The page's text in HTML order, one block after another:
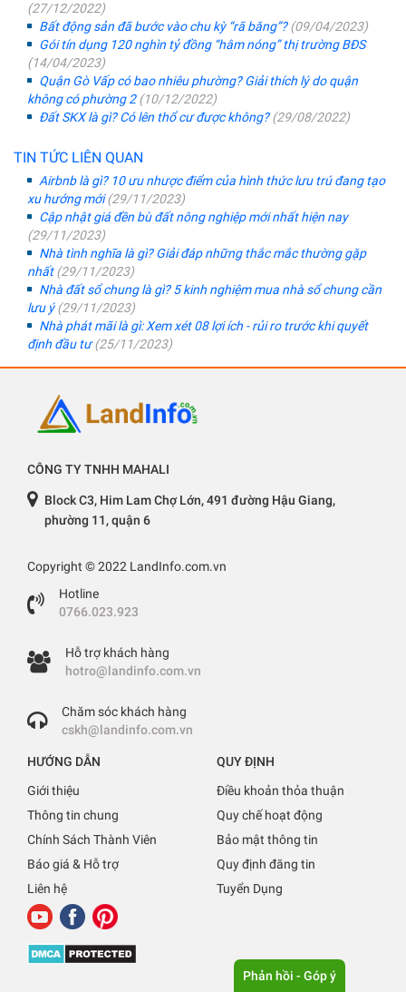
(27/12/2022)
Bất động sản đã bước vào chu kỳ “rã băng”?(09/04/2023)
Gói tín dụng 120 nghìn tỷ đồng “hâm nóng” thị trường BĐS
(14/04/2023)
Quận Gò Vấp có bao nhiêu phường? Giải thích lý do quận
không có phường 2(10/12/2022)
Đất SKX là gì? Có lên thổ cư được không?(29/08/2022)
TIN TỨC LIÊN QUAN
Airbnb là gì? 10 ưu nhược điểm của hình thức lưu trú đang tạo
xu hướng mới(29/11/2023)
Cập nhật giá đền bù đất nông nghiệp mới nhất hiện nay
(29/11/2023)
Nhà tình nghĩa là gì? Giải đáp những thắc mắc thường gặp
nhất(29/11/2023)
Nhà đất sổ chung là gì? 5 kinh nghiệm mua nhà sổ chung cần
lưu ý(29/11/2023)
Nhà phát mãi là gì: Xem xét 08 lợi ích - rủi ro trước khi quyết
định đầu tư(25/11/2023)
CÔNG TY TNHH MAHALI
Block C3, Him Lam Chợ Lớn, 491 đường Hậu Giang,
phường 11, quận 6
Copyright © 2022 LandInfo.com.vn
Hotline
0766.023.923
Hỗ trợ khách hàng
hotro@landinfo.com.vn
Chăm sóc khách hàng
cskh@landinfo.com.vn
HƯỚNG DẪN
Giới thiệu
Thông tin chung
Chính Sách Thành Viên
Báo giá & Hỗ trợ
Liên hệ
QUY ĐỊNH
Điều khoản thỏa thuận
Quy chế hoạt động
Bảo mật thông tin
Quy định đăng tin
Tuyển Dụng
Phản hồi - Góp ý